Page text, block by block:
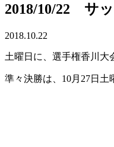
2018/10/22 サ
2018.10.22
土曜日に、選手権香川大
準々決勝は、10月27日